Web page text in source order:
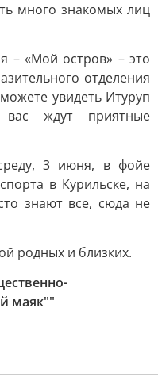
много знакомых лиц
– «Мой остров» – это
отделения
увидеть Итуруп
вас ждут приятные
3 июня, в фойе
в Курильске, на
знают все, сюда не
родных и близких.
маяк""